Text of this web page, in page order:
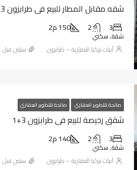
شقه مقابل المطار للبيع في طرابزون 3+1
3
2 150 م2
شقة, سكني
أبيات تركيا العقارية – طرابزون ‏سنتين قبل
صالحة للتطوير العقاري صالحة للتطوير العقاري
شقق رخيصة للبيع في طرابزون 3+1
3
2 140 م2
شقة, سكني
أبيات تركيا العقارية – طرابزون ‏سنتين قبل